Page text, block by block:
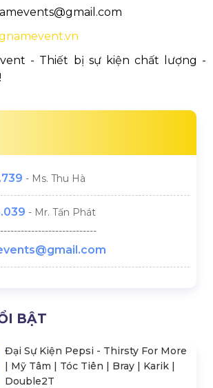
- Thiết bị sự kiện chất lượng -
- Ms. Thu Hà
- Mr. Tấn Phát
BẬT
Đại Sự Kiện Pepsi - Thirsty For More
| Mỹ Tâm | Tóc Tiên | Bray | Karik |
Double2T